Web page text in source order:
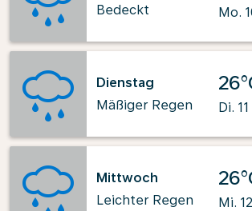
Bedeckt
Mo.
Dienstag
Mäßiger Regen
Di.
Mittwoch
Leichter Regen
Mi.